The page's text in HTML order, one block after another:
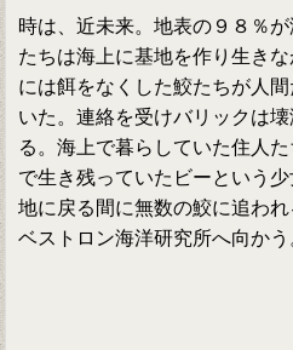
時は、近未来。地表の９８％
たちは海上に基地を作り生き
には餌をなくした鮫たちが人
いた。連絡を受けバリックは
る。海上で暮らしていた住人
で生き残っていたビーという
地に戻る間に無数の鮫に追わ
ベストロン海洋研究所へ向かう